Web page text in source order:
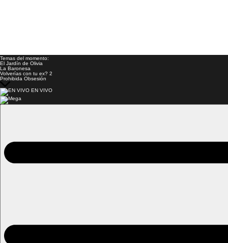
Temas del momento:
El Jardín de Olivia
La Baronesa
Volverías con tu ex? 2
Prohibida Obsesión
EN VIVO